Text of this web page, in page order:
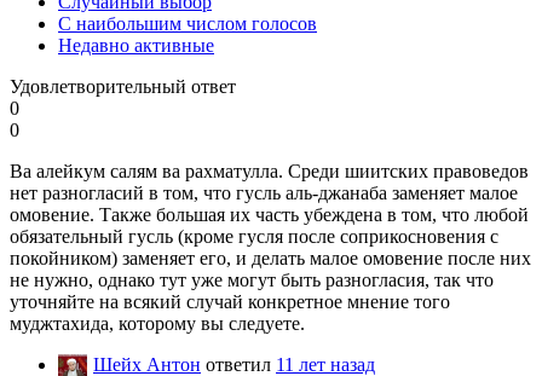
С наибольшим числом голосов
Недавно активные
Удовлетворительный ответ
0
0
Ва алейкум салям ва рахматулла. Среди шиитских правоведов
нет разногласий в том, что гусль аль-джанаба заменяет малое
омовение. Также большая их часть убеждена в том, что любой
обязательный гусль (кроме гусля после соприкосновения с
покойником) заменяет его, и делать малое омовение после них
не нужно, однако тут уже могут быть разногласия, так что
уточняйте на всякий случай конкретное мнение того
муджтахида, которому вы следуете.
Шейх Антон ответил 11 лет назад